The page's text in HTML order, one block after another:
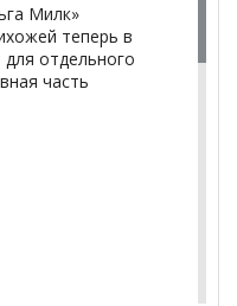
Милк»
теперь в
отдельного
часть